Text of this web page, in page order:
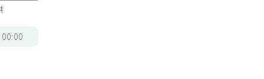
00:00